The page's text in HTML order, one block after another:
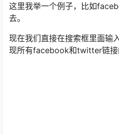
这里我举一个例子，比如
去。
现在我们直接在搜索框里面
现所有facebook和twitter链接